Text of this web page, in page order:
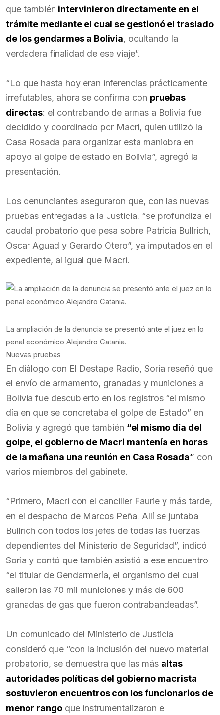
que también intervinieron directamente en el
trámite mediante el cual se gestionó el traslado
de los gendarmes a Bolivia, ocultando la
verdadera finalidad de ese viaje”.
“Lo que hasta hoy eran inferencias prácticamente
irrefutables, ahora se confirma con pruebas
directas: el contrabando de armas a Bolivia fue
decidido y coordinado por Macri, quien utilizó la
Casa Rosada para organizar esta maniobra en
apoyo al golpe de estado en Bolivia”, agregó la
presentación.
Los denunciantes aseguraron que, con las nuevas
pruebas entregadas a la Justicia, “se profundiza el
caudal probatorio que pesa sobre Patricia Bullrich,
Oscar Aguad y Gerardo Otero”, ya imputados en el
expediente, al igual que Macri.
La ampliación de la denuncia se presentó ante el juez en lo
penal económico Alejandro Catania.
Nuevas pruebas
En diálogo con El Destape Radio, Soria reseñó que
el envío de armamento, granadas y municiones a
Bolivia fue descubierto en los registros “el mismo
día en que se concretaba el golpe de Estado” en
Bolivia y agregó que también “el mismo día del
golpe, el gobierno de Macri mantenía en horas
de la mañana una reunión en Casa Rosada” con
varios miembros del gabinete.
“Primero, Macri con el canciller Faurie y más tarde,
en el despacho de Marcos Peña. Allí se juntaba
Bullrich con todos los jefes de todas las fuerzas
dependientes del Ministerio de Seguridad”, indicó
Soria y contó que también asistió a ese encuentro
“el titular de Gendarmería, el organismo del cual
salieron las 70 mil municiones y más de 600
granadas de gas que fueron contrabandeadas”.
Un comunicado del Ministerio de Justicia
consideró que “con la inclusión del nuevo material
probatorio, se demuestra que las más altas
autoridades políticas del gobierno macrista
sostuvieron encuentros con los funcionarios de
menor rango que instrumentalizaron el